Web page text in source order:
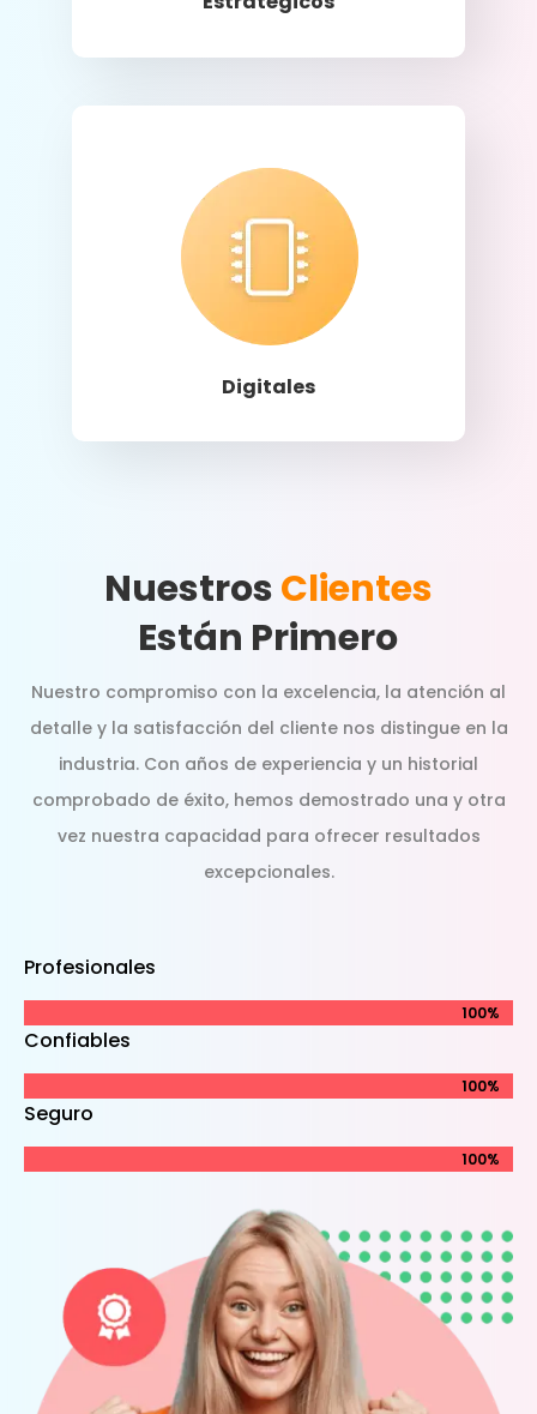
Digitales
Llamar
NuestrosClientes
Están Primero
Nuestro compromiso con la excelencia, la atención al
detalle y la satisfacción del cliente nos distingue en la
industria. Con años de experiencia y un historial
comprobado de éxito, hemos demostrado una y otra
vez nuestra capacidad para ofrecer resultados
excepcionales.
Profesionales
100%
100%
Confiables
100%
100%
Seguro
100%
100%